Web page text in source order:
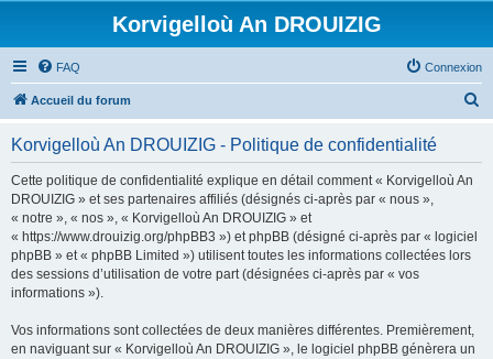
Korvigelloù An DROUIZIG
FAQ Connexion
Accueil du forum
Korvigelloù An DROUIZIG - Politique de confidentialité
Cette politique de confidentialité explique en détail comment « Korvigelloù An
DROUIZIG » et ses partenaires affiliés (désignés ci-après par « nous »,
« notre », « nos », « Korvigelloù An DROUIZIG » et
« https://www.drouizig.org/phpBB3 ») et phpBB (désigné ci-après par « logiciel
phpBB » et « phpBB Limited ») utilisent toutes les informations collectées lors
des sessions d’utilisation de votre part (désignées ci-après par « vos
informations »).
Vos informations sont collectées de deux manières différentes. Premièrement,
en naviguant sur « Korvigelloù An DROUIZIG », le logiciel phpBB génèrera un